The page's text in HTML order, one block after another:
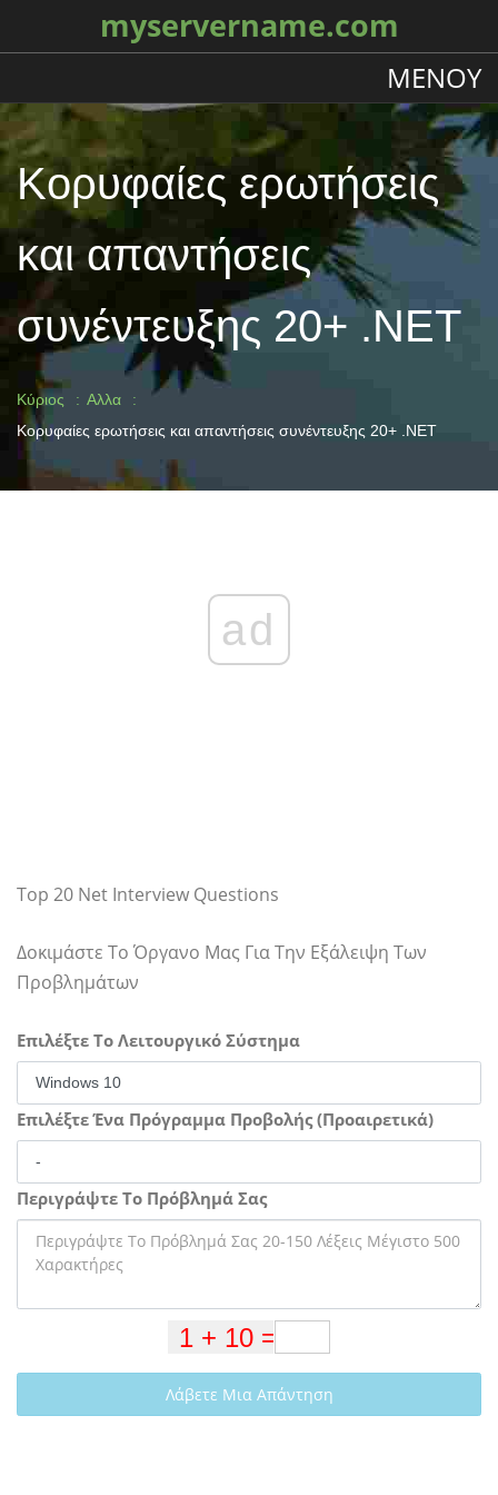
myservername.com
ΜΕΝΟΎ
Κορυφαίες ερωτήσεις
και απαντήσεις
συνέντευξης 20+ .NET
Κύριος
Αλλα
Κορυφαίες ερωτήσεις και απαντήσεις συνέντευξης 20+ .NET
ad
Top 20 Net Interview Questions
Δοκιμάστε Το Όργανο Μας Για Την Εξάλειψη Των
Προβλημάτων
Επιλέξτε Το Λειτουργικό Σύστημα
Επιλέξτε Ένα Πρόγραμμα Προβολής (Προαιρετικά)
Περιγράψτε Το Πρόβλημά Σας
Λάβετε Μια Απάντηση